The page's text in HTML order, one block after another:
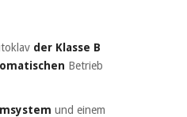
der Klasse B
Betrieb
und einem